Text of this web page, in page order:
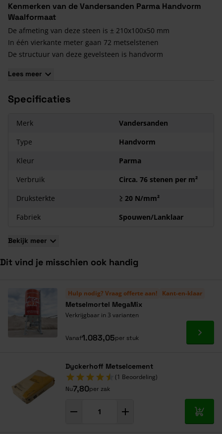
Kenmerken van de Vandersanden Parma Handvorm
Waalformaat
De afmeting van deze steen is ± 210x100x50 mm
In één vierkante meter gaan 72 metselstenen
De structuur van deze gevelsteen is handvorm
kleurnuances
Lees meer
Specificaties
Merk
Vandersanden
Type
Handvorm
Kleur
Parma
Verbruik
Circa. 76 stenen per m²
Druksterkte
≥ 20 N/mm²
Fabriek
Spouwen/Lanklaar
Bekijk meer
Dit vind je misschien ook handig
Hulp nodig? Vraag offerte aan! Kant-en-klaar
Metselmortel MegaMix
Verkrijgbaar in 3 varianten
Vanaf1.083,05per stuk Ga
Dyckerhoff Metselcement
(1 Beoordeling)
Nu7,80per zak
In